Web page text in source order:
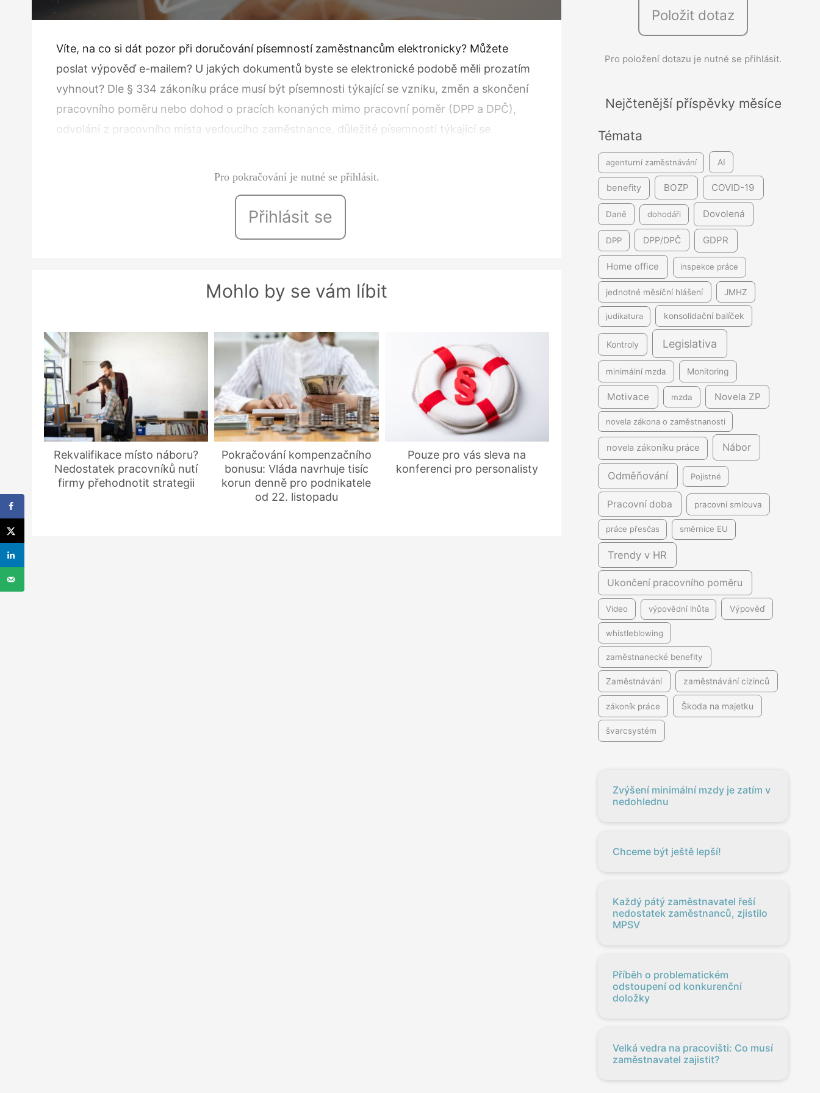
Víte, na co si dát pozor při doručování písemností zaměstnancům elektronicky? Můžete
poslat výpověď e-mailem? U jakých dokumentů byste se elektronické podobě měli prozatím
vyhnout? Dle § 334 zákoníku práce musí být písemnosti týkající se vzniku, změn a skončení
pracovního poměru nebo dohod o pracích konaných mimo pracovní poměr (DPP a DPČ),
odvolání z pracovního místa vedoucího zaměstnance, důležité písemnosti týkající se
Pro pokračování je nutné se přihlásit.
Přihlásit se
Mohlo by se vám líbit
Rekvalifikace místo náboru?
Nedostatek pracovníků nutí
firmy přehodnotit strategii
Pokračování kompenzačního
bonusu: Vláda navrhuje tisíc
korun denně pro podnikatele
od 22. listopadu
Pouze pro vás sleva na
konferenci pro personalisty
Položit dotaz
Pro položení dotazu je nutné se přihlásit.
Nejčtenější příspěvky měsíce
Témata
agenturní zaměstnávání AI
benefity BOZP COVID-19
Daně dohodáři Dovolená
DPP DPP/DPČ GDPR
Home office inspekce práce
jednotné měsíční hlášení JMHZ
judikatura konsolidační balíček
Kontroly Legislativa
minimální mzda Monitoring
Motivace mzda Novela ZP
novela zákona o zaměstnanosti
novela zákoníku práce Nábor
Odměňování Pojistné
Pracovní doba pracovní smlouva
práce přesčas směrnice EU
Trendy v HR
Ukončení pracovního poměru
Video výpovědní lhůta Výpověď
whistleblowing
zaměstnanecké benefity
Zaměstnávání zaměstnávání cizinců
zákoník práce Škoda na majetku
švarcsystém
Zvýšení minimální mzdy je zatím v
nedohlednu
Chceme být ještě lepší!
Každý pátý zaměstnavatel řeší
nedostatek zaměstnanců, zjistilo
MPSV
Příběh o problematickém
odstoupení od konkurenční
doložky
Velká vedra na pracovišti: Co musí
zaměstnavatel zajistit?